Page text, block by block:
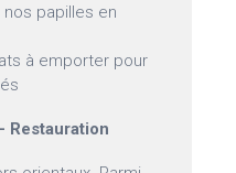
papilles en
à emporter pour
Restauration